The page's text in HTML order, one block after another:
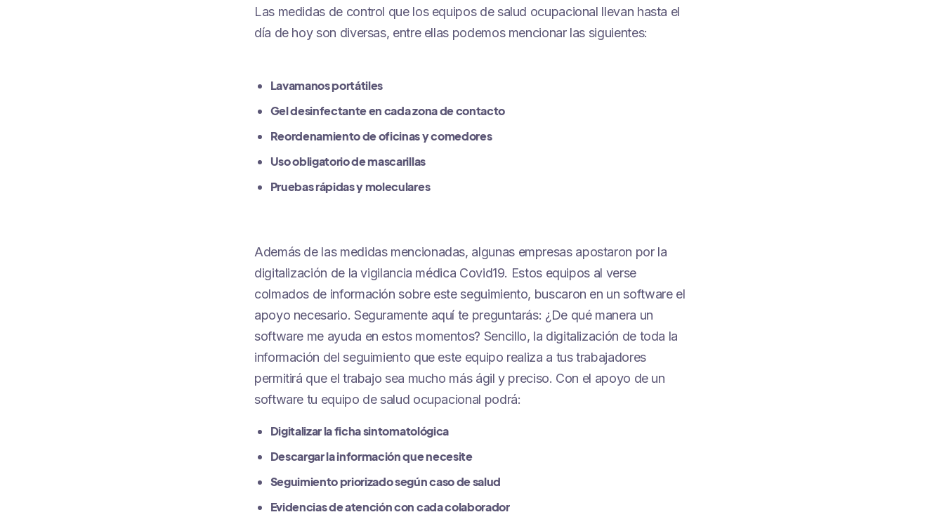
Las medidas de control que los equipos de salud ocupacional llevan hasta el
día de hoy son diversas, entre ellas podemos mencionar las siguientes:
Lavamanos portátiles
Gel desinfectante en cada zona de contacto
Reordenamiento de oficinas y comedores
Uso obligatorio de mascarillas
Pruebas rápidas y moleculares
Además de las medidas mencionadas, algunas empresas apostaron por la
digitalización de la vigilancia médica Covid19. Estos equipos al verse
colmados de información sobre este seguimiento, buscaron en un software el
apoyo necesario. Seguramente aquí te preguntarás: ¿De qué manera un
software me ayuda en estos momentos? Sencillo, la digitalización de toda la
información del seguimiento que este equipo realiza a tus trabajadores
permitirá que el trabajo sea mucho más ágil y preciso. Con el apoyo de un
software tu equipo de salud ocupacional podrá:
Digitalizar la ficha sintomatológica
Descargar la información que necesite
Seguimiento priorizado según caso de salud
Evidencias de atención con cada colaborador